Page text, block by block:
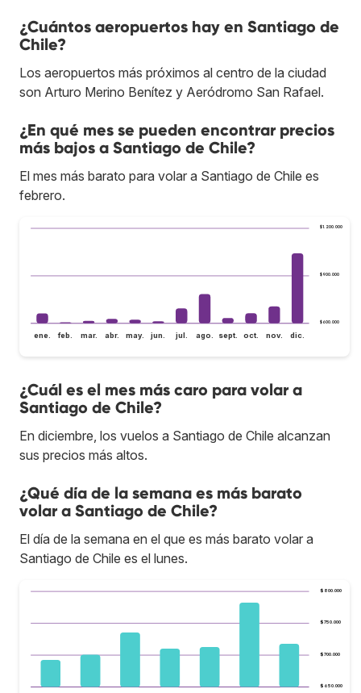
¿Cuántos aeropuertos hay en Santiago de
Chile?
Los aeropuertos más próximos al centro de la ciudad
son Arturo Merino Benítez y Aeródromo San Rafael.
¿En qué mes se pueden encontrar precios
más bajos a Santiago de Chile?
El mes más barato para volar a Santiago de Chile es
febrero.
$600.000
$900.000
$1.200.000
ene. feb. mar. abr. may. jun. jul. ago. sept. oct. nov. dic.
¿Cuál es el mes más caro para volar a
Santiago de Chile?
En diciembre, los vuelos a Santiago de Chile alcanzan
sus precios más altos.
¿Qué día de la semana es más barato
volar a Santiago de Chile?
El día de la semana en el que es más barato volar a
Santiago de Chile es el lunes.
$650.000
$700.000
$750.000
$800.000